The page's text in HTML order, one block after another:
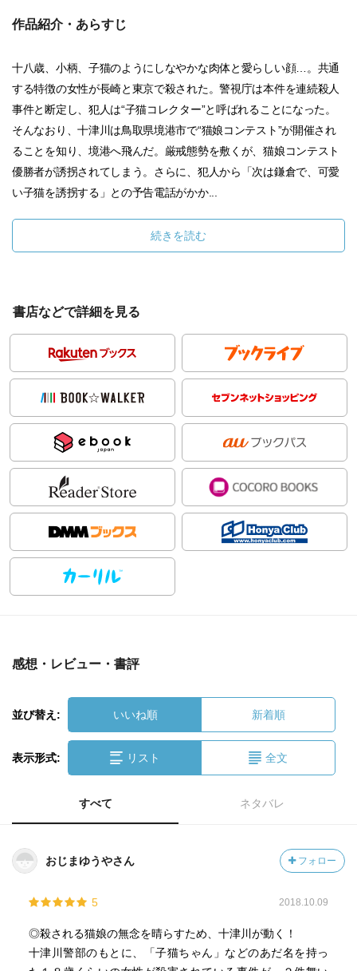
作品紹介・あらすじ
十八歳、小柄、子猫のようにしなやかな肉体と愛らしい顔…。共通
する特徴の女性が長崎と東京で殺された。警視庁は本件を連続殺人
事件と断定し、犯人は“子猫コレクター”と呼ばれることになった。
そんなおり、十津川は鳥取県境港市で“猫娘コンテスト”が開催され
ることを知り、境港へ飛んだ。厳戒態勢を敷くが、猫娘コンテスト
優勝者が誘拐されてしまう。さらに、犯人から「次は鎌倉で、可愛
い子猫を誘拐する」との予告電話がかか...
続きを読む
書店などで詳細を見る
感想・レビュー・書評
並び替え: いいね順 新着順
表示形式: リスト 全文
すべて ネタバレ
おじまゆうやさん フォロー
5 2018.10.09
◎殺される猫娘の無念を晴らすため、十津川が動く！
十津川警部のもとに、「子猫ちゃん」などのあだ名を持っ